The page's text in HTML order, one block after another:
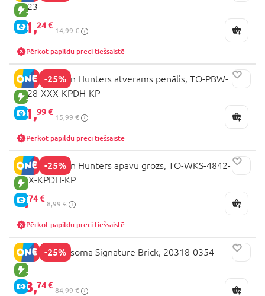
JAUNA PRECE
E-CENA
2623
11,24 €
14,99 €
Pērkot papildu preci tiešsaistē
-25%
JAUNA PRECE
E-CENA
K-POP Demon Hunters atverams penālis, TO-PBW-
4828-XXX-KPDH-KP
11,99 €
15,99 €
Pērkot papildu preci tiešsaistē
-25%
JAUNA PRECE
E-CENA
K-POP Demon Hunters apavu grozs, TO-WKS-4842-
XXX-KPDH-KP
6,74 €
8,99 €
Pērkot papildu preci tiešsaistē
-25%
JAUNA PRECE
E-CENA
LEGO mugursoma Signature Brick, 20318-0354
63,74 €
84,99 €